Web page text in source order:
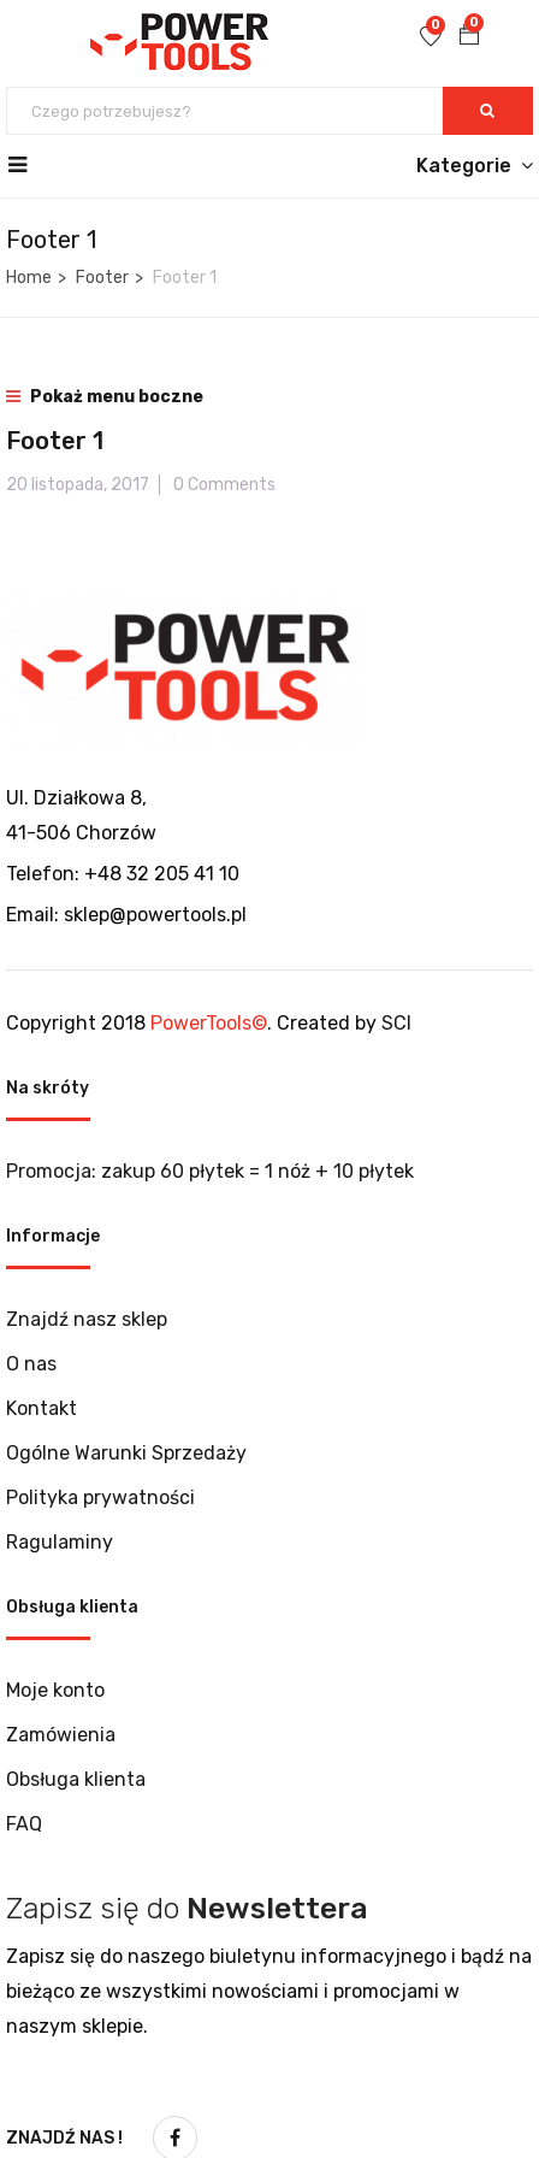
0
0
Kategorie
Footer 1
Home Footer Footer 1
Pokaż menu boczne
Footer 1
20 listopada, 2017 0 Comments
Ul. Działkowa 8,
41-506 Chorzów
Telefon: +48 32 205 41 10
Email: sklep@powertools.pl
Copyright 2018 PowerTools©. Created by SCI
Na skróty
Promocja: zakup 60 płytek = 1 nóż + 10 płytek
Informacje
Znajdź nasz sklep
O nas
Kontakt
Ogólne Warunki Sprzedaży
Polityka prywatności
Ragulaminy
Obsługa klienta
Moje konto
Zamówienia
Obsługa klienta
FAQ
Zapisz się do Newslettera
Zapisz się do naszego biuletynu informacyjnego i bądź na
bieżąco ze wszystkimi nowościami i promocjami w
naszym sklepie.
ZNAJDŹ NAS !